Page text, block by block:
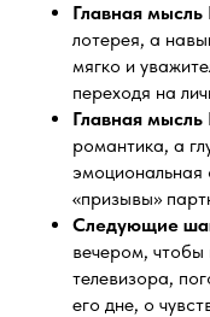
Главная
лотерея, а
мягко и
переходя на
Главная
романтика, а
эмоциональная
«призывы»
Следующие
вечером,
телевизора,
его дне, о